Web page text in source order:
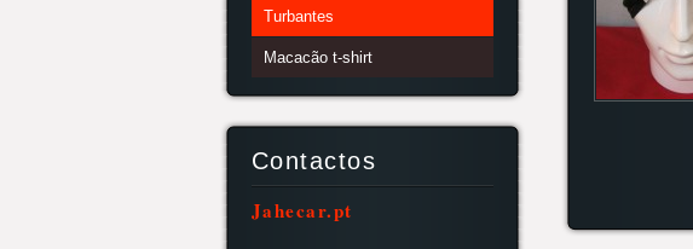
Turbantes
Macacão t-shirt
Contactos
Jahecar.pt